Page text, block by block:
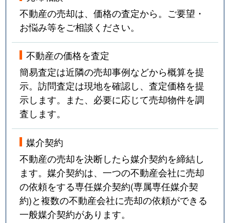
不動産の売却は、価格の査定から。ご要望・
お悩み等をご相談ください。
不動産の価格を査定
簡易査定は近隣の売却事例などから概算を提
示。訪問査定は現地を確認し、査定価格を提
示します。また、必要に応じて売却物件を調
査します。
媒介契約
不動産の売却を決断したら媒介契約を締結し
ます。媒介契約は、一つの不動産会社に売却
の依頼をする専任媒介契約(専属専任媒介契
約)と複数の不動産会社に売却の依頼ができる
一般媒介契約があります。